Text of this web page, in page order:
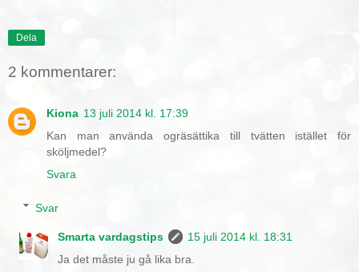
Dela
2 kommentarer:
Kiona 13 juli 2014 kl. 17:39
Kan man använda ogräsättika till tvätten istället för
sköljmedel?
Svara
Svar
Smarta vardagstips
15 juli 2014 kl. 18:31
Ja det måste ju gå lika bra.